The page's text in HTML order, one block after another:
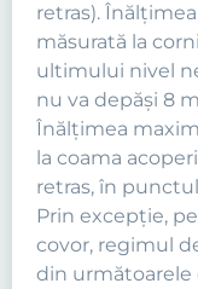
retras).
măsurată la
ultimului nivel
nu va depăşi 8
Înălţimea
la coama
retras, în
Prin excepţie,
covor, regimul
din următoarele